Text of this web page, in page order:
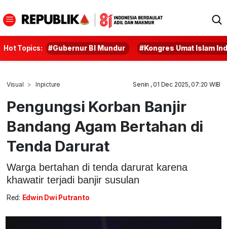
Hot Topics: #Gubernur BI Mundur #Kongres Umat Islam
Visual Inpicture Senin , 01 Dec 2025, 07:20 WIB
Pengungsi Korban Banjir
Bandang Agam Bertahan di
Tenda Darurat
Warga bertahan di tenda darurat karena
khawatir terjadi banjir susulan
Red: Edwin Dwi Putranto